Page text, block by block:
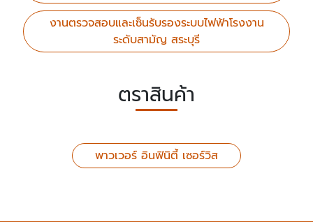
งานตรวจสอบและเซ็นรับรองระบบไฟฟ้าโรงงาน
ระดับสามัญ สระบุรี
ตราสินค้า
พาวเวอร์ อินฟินิตี้ เซอร์วิส